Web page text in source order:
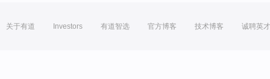
关于有道 Investors 有道智选 官方博客 技术博客 诚聘英才